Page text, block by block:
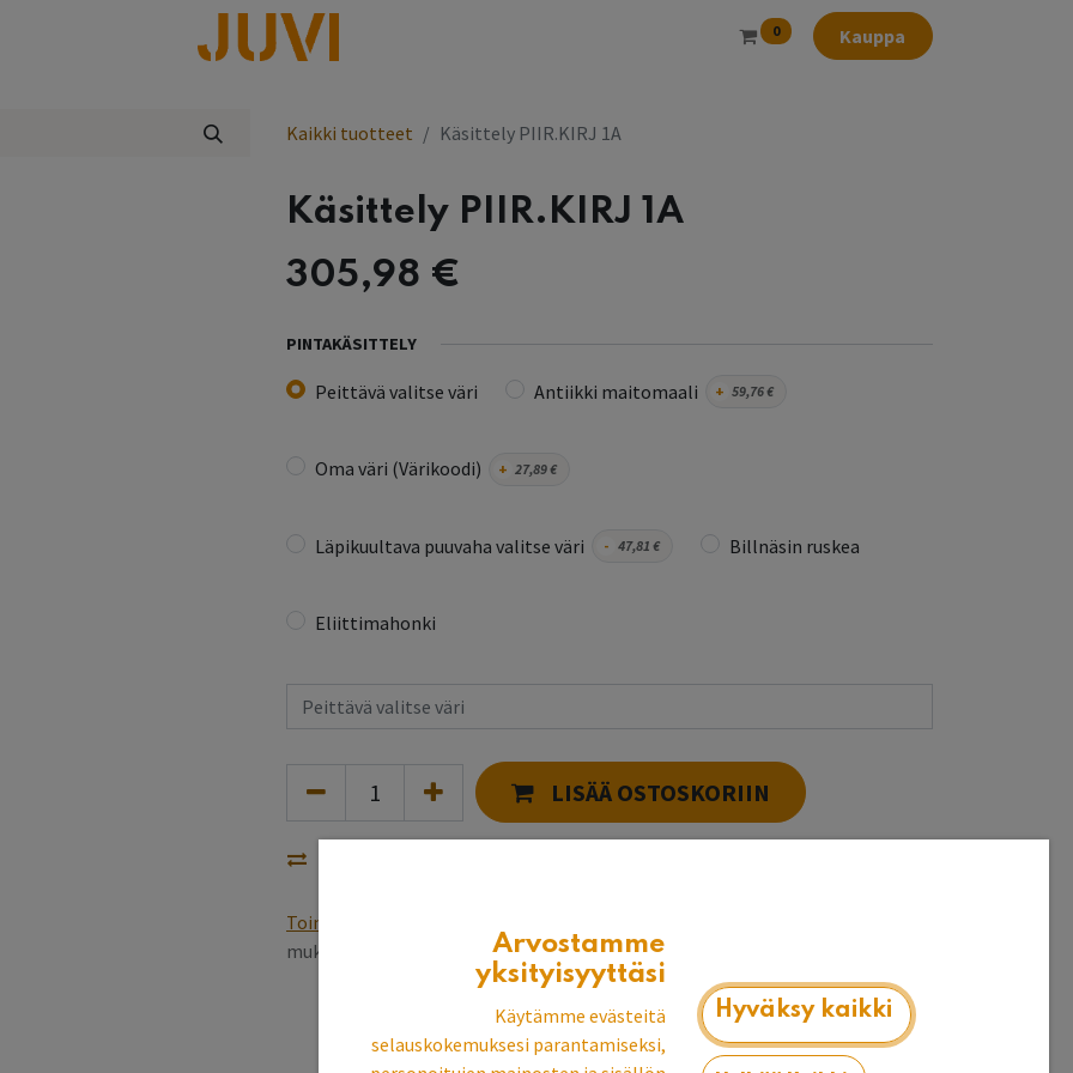
0 Kauppa
Kaikki tuotteet Käsittely PIIR.KIRJ 1A
Käsittely PIIR.KIRJ 1A
305,98 €
PINTAKÄSITTELY
Peittävä valitse väri Antiikki maitomaali + 59,76€
Oma väri (Värikoodi) + 27,89€
Läpikuultava puuvaha valitse väri - 47,81 € Billnäsin ruskea
Eliittimahonki
LISÄÄ OSTOSKORIIN
Toimitusehdot
mukaan, pintakäsittely 5~6 vkArvostamme
yksityisyyttäsi
Käytämme evästeitä
selauskokemuksesi parantamiseksi,
Hyväksy kaikki